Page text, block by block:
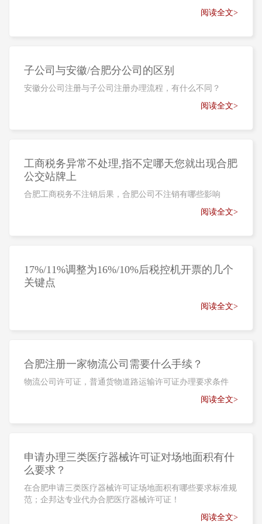
阅读全文>
子公司与安徽/合肥分公司的区别
安徽分公司注册与子公司注册办理流程，有什么不同？
阅读全文>
工商税务异常不处理,指不定哪天您就出现合肥
公交站牌上
合肥工商税务不注销后果，合肥公司不注销有哪些影响
阅读全文>
17%/11%调整为16%/10%后税控机开票的几个
关键点
阅读全文>
合肥注册一家物流公司需要什么手续？
物流公司许可证，普通货物道路运输许可证办理要求条件
阅读全文>
申请办理三类医疗器械许可证对场地面积有什
么要求？
在合肥申请三类医疗器械许可证场地面积有哪些要求标准规
范；企邦达专业代办合肥医疗器械许可证！
阅读全文>